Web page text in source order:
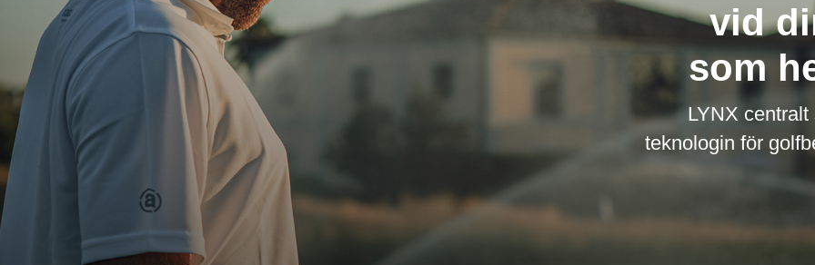
vid
som
LYNX
teknologin för